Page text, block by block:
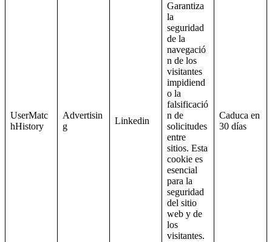
UserMatc
hHistory
Advertisin
g
Linkedin
Garantiza
la
seguridad
de la
navegació
n de los
visitantes
impidiend
o la
falsificació
n de
solicitudes
entre
sitios. Esta
cookie es
esencial
para la
seguridad
del sitio
web y de
los
visitantes.
Caduca en
30 días